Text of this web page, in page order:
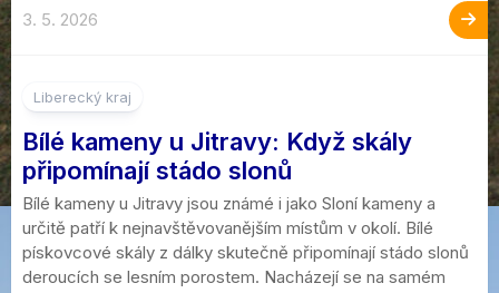
3. 5. 2026
Liberecký kraj
Bílé kameny u Jitravy: Když skály
připomínají stádo slonů
Bílé kameny u Jitravy jsou známé i jako Sloní kameny a
určitě patří k nejnavštěvovanějším místům v okolí. Bílé
pískovcové skály z dálky skutečně připomínají stádo slonů
deroucích se lesním porostem. Nacházejí se na samém